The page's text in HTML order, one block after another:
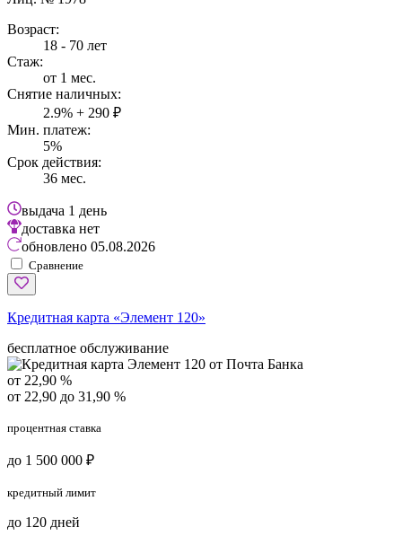
Возраст:
18 - 70 лет
Стаж:
от 1 мес.
Снятие наличных:
2.9% + 290 ₽
Мин. платеж:
5%
Срок действия:
36 мес.
выдача 1 день
доставка нет
обновлено 05.08.2026
Сравнение
Кредитная карта «Элемент 120»
бесплатное обслуживание
от 22,90 %
от 22,90 до 31,90 %
процентная ставка
до 1 500 000 ₽
кредитный лимит
до 120 дней